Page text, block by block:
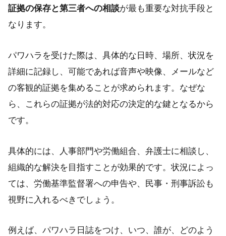
証拠の保存と第三者への相談が最も重要な対抗手段と
なります。
パワハラを受けた際は、具体的な日時、場所、状況を
詳細に記録し、可能であれば音声や映像、メールなど
の客観的証拠を集めることが求められます。なぜな
ら、これらの証拠が法的対応の決定的な鍵となるから
です。
具体的には、人事部門や労働組合、弁護士に相談し、
組織的な解決を目指すことが効果的です。状況によっ
ては、労働基準監督署への申告や、民事・刑事訴訟も
視野に入れるべきでしょう。
例えば、パワハラ日誌をつけ、いつ、誰が、どのよう